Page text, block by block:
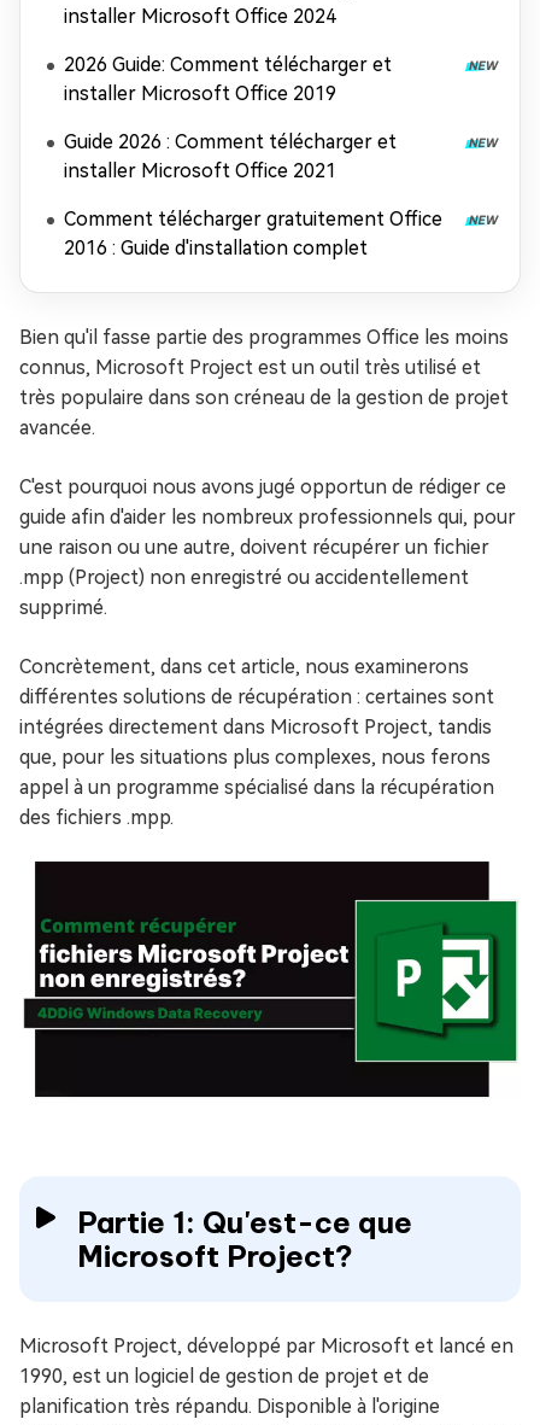
installer Microsoft Office 2024
2026 Guide: Comment télécharger et
installer Microsoft Office 2019
Guide 2026 : Comment télécharger et
installer Microsoft Office 2021
Comment télécharger gratuitement Office
2016 : Guide d'installation complet
Bien qu'il fasse partie des programmes Office les moins
connus, Microsoft Project est un outil très utilisé et
très populaire dans son créneau de la gestion de projet
avancée.
C'est pourquoi nous avons jugé opportun de rédiger ce
guide afin d'aider les nombreux professionnels qui, pour
une raison ou une autre, doivent récupérer un fichier
.mpp (Project) non enregistré ou accidentellement
supprimé.
Concrètement, dans cet article, nous examinerons
différentes solutions de récupération : certaines sont
intégrées directement dans Microsoft Project, tandis
que, pour les situations plus complexes, nous ferons
appel à un programme spécialisé dans la récupération
des fichiers .mpp.
Partie 1: Qu'est-ce que
Microsoft Project?
Microsoft Project, développé par Microsoft et lancé en
1990, est un logiciel de gestion de projet et de
planification très répandu. Disponible à l'origine